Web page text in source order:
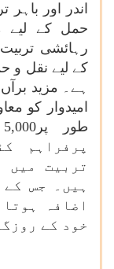
اندر اور
حمل کے لیے
رہائشی
کے لیے نقل و
ہے۔ مزید
امیدوار کو
پرفراہم
تربیت میں
ہیں۔ جس
اضافہ
خود کے